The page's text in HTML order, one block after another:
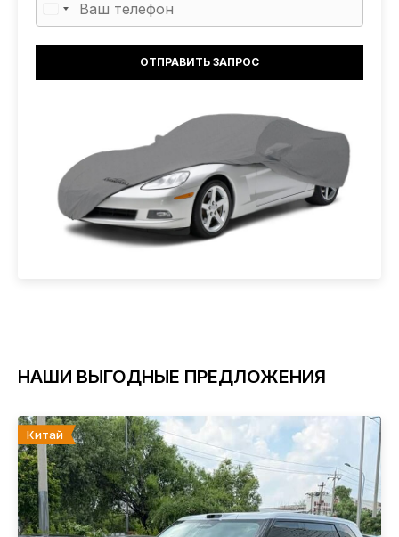
НАШИ ВЫГОДНЫЕ ПРЕДЛОЖЕНИЯ
Китай